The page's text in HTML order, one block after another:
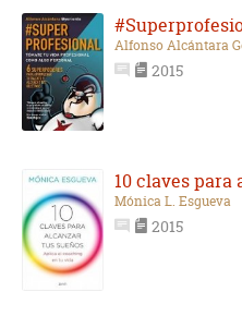
Alfonso Alcántara
2015
10 claves para
Mónica L. Esgueva
2015